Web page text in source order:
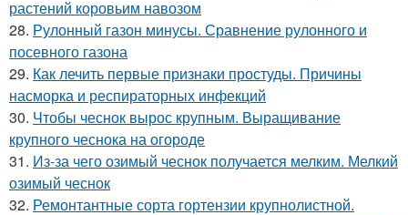
растений коровьим навозом
28. Рулонный газон минусы. Сравнение рулонного и
посевного газона
29. Как лечить первые признаки простуды. Причины
насморка и респираторных инфекций
30. Чтобы чеснок вырос крупным. Выращивание
крупного чеснока на огороде
31. Из-за чего озимый чеснок получается мелким. Мелкий
озимый чеснок
32. Ремонтантные сорта гортензии крупнолистной.